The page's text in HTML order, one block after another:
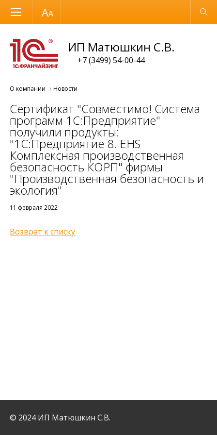
Размер шрифта Обычная версия
ИП Матюшкин С.В.
+7 (3499) 54-00-44
О компании Новости
Сертификат "Совместимо! Система
программ 1С:Предприятие"
получили продукты:
"1С:Предприятие 8. EHS
Комплексная производственная
безопасность КОРП" фирмы
"Производственная безопасность и
экология"
11 февраля 2022
Возврат к списку
© 2024 ИП Матюшкин С.В.